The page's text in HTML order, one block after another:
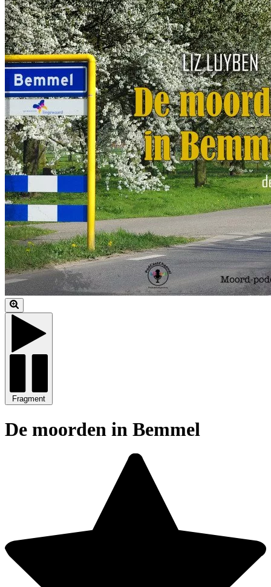
Fragment
De moorden in Bemmel